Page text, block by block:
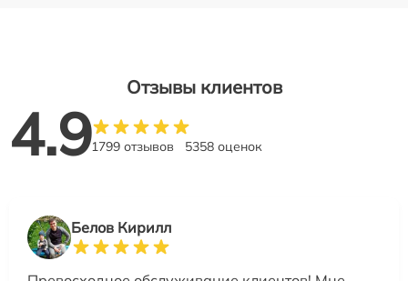
Отзывы клиентов
4.91799 отзывов 5358 оценок
Белов Кирилл